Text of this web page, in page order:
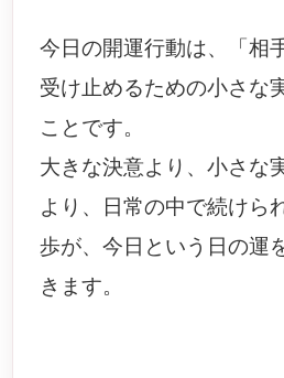
今日の開運行動は、「相
受け止めるための小さな
ことです。
大きな決意より、小さな
より、日常の中で続けら
歩が、今日という日の運
きます。